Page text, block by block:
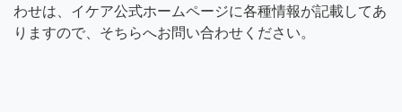
わせは、イケア公式ホームページに各種情報が記載してあ
りますので、そちらへお問い合わせください。